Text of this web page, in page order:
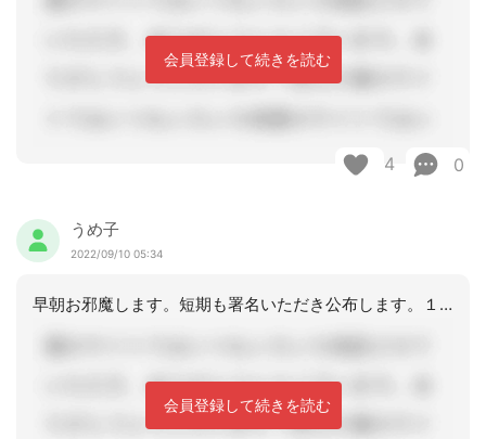
会員登録して続きを読む
4 0
うめ子
2022/09/10 05:34
早朝お邪魔します。短期も署名いただき公布します。１表に状態が変化しなければ、短期
会員登録して続きを読む